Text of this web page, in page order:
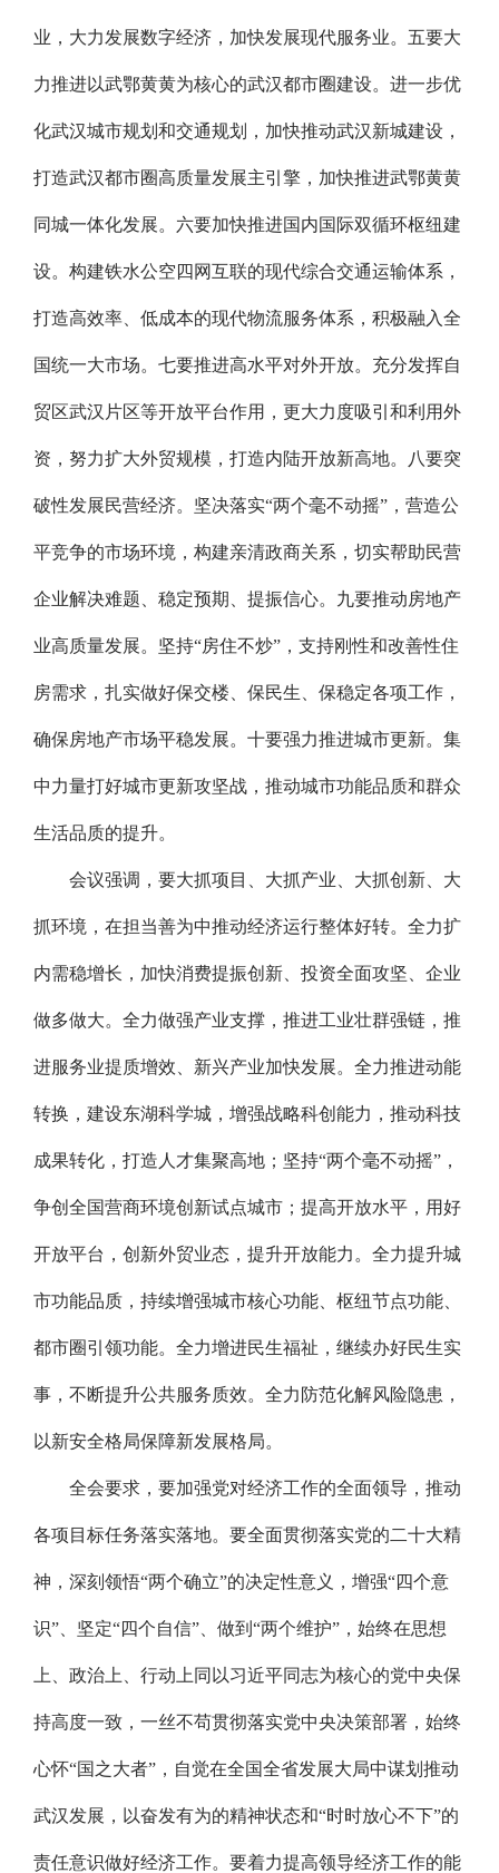
业，大力发展数字经济，加快发展现代服务业。五要大
力推进以武鄂黄黄为核心的武汉都市圈建设。进一步优
化武汉城市规划和交通规划，加快推动武汉新城建设，
打造武汉都市圈高质量发展主引擎，加快推进武鄂黄黄
同城一体化发展。六要加快推进国内国际双循环枢纽建
设。构建铁水公空四网互联的现代综合交通运输体系，
打造高效率、低成本的现代物流服务体系，积极融入全
国统一大市场。七要推进高水平对外开放。充分发挥自
贸区武汉片区等开放平台作用，更大力度吸引和利用外
资，努力扩大外贸规模，打造内陆开放新高地。八要突
破性发展民营经济。坚决落实“两个毫不动摇”，营造公
平竞争的市场环境，构建亲清政商关系，切实帮助民营
企业解决难题、稳定预期、提振信心。九要推动房地产
业高质量发展。坚持“房住不炒”，支持刚性和改善性住
房需求，扎实做好保交楼、保民生、保稳定各项工作，
确保房地产市场平稳发展。十要强力推进城市更新。集
中力量打好城市更新攻坚战，推动城市功能品质和群众
生活品质的提升。
会议强调，要大抓项目、大抓产业、大抓创新、大
抓环境，在担当善为中推动经济运行整体好转。全力扩
内需稳增长，加快消费提振创新、投资全面攻坚、企业
做多做大。全力做强产业支撑，推进工业壮群强链，推
进服务业提质增效、新兴产业加快发展。全力推进动能
转换，建设东湖科学城，增强战略科创能力，推动科技
成果转化，打造人才集聚高地；坚持“两个毫不动摇”，
争创全国营商环境创新试点城市；提高开放水平，用好
开放平台，创新外贸业态，提升开放能力。全力提升城
市功能品质，持续增强城市核心功能、枢纽节点功能、
都市圈引领功能。全力增进民生福祉，继续办好民生实
事，不断提升公共服务质效。全力防范化解风险隐患，
以新安全格局保障新发展格局。
全会要求，要加强党对经济工作的全面领导，推动
各项目标任务落实落地。要全面贯彻落实党的二十大精
神，深刻领悟“两个确立”的决定性意义，增强“四个意
识”、坚定“四个自信”、做到“两个维护”，始终在思想
上、政治上、行动上同以习近平同志为核心的党中央保
持高度一致，一丝不苟贯彻落实党中央决策部署，始终
心怀“国之大者”，自觉在全国全省发展大局中谋划推动
武汉发展，以奋发有为的精神状态和“时时放心不下”的
责任意识做好经济工作。要着力提高领导经济工作的能